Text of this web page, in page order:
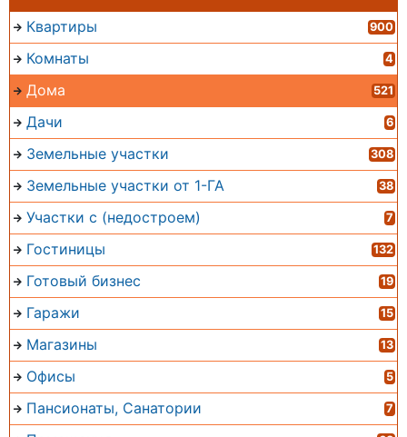
Квартиры 900
Комнаты 4
Дома 521
Дачи 6
Земельные участки 308
Земельные участки от 1-ГА 38
Участки с (недостроем) 7
Гостиницы 132
Готовый бизнес 19
Гаражи 15
Магазины 13
Офисы 5
Пансионаты, Санатории 7